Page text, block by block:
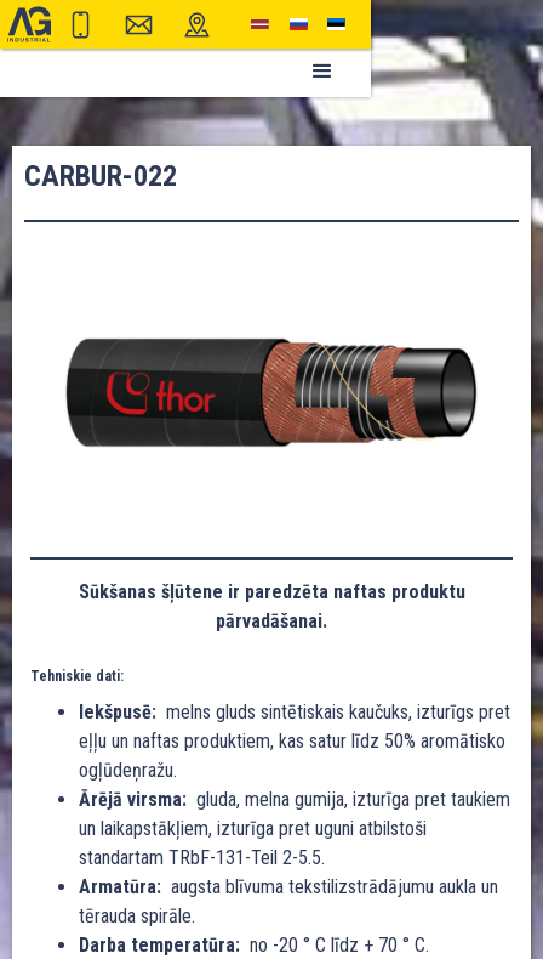
CARBUR-022
Sūkšanas šļūtene ir paredzēta naftas produktu
pārvadāšanai.
Tehniskie dati:
Iekšpusē: melns gluds sintētiskais kaučuks, izturīgs pret
eļļu un naftas produktiem, kas satur līdz 50% aromātisko
ogļūdeņražu.
Ārējā virsma: gluda, melna gumija, izturīga pret taukiem
un laikapstākļiem, izturīga pret uguni atbilstoši
standartam TRbF-131-Teil 2-5.5.
Armatūra: augsta blīvuma tekstilizstrādājumu aukla un
tērauda spirāle.
Darba temperatūra: no -20 ° C līdz + 70 ° C.